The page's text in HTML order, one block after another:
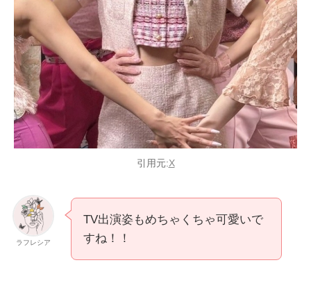
引用元:X
ラフレシア
TV出演姿もめちゃくちゃ可愛いで
すね！！